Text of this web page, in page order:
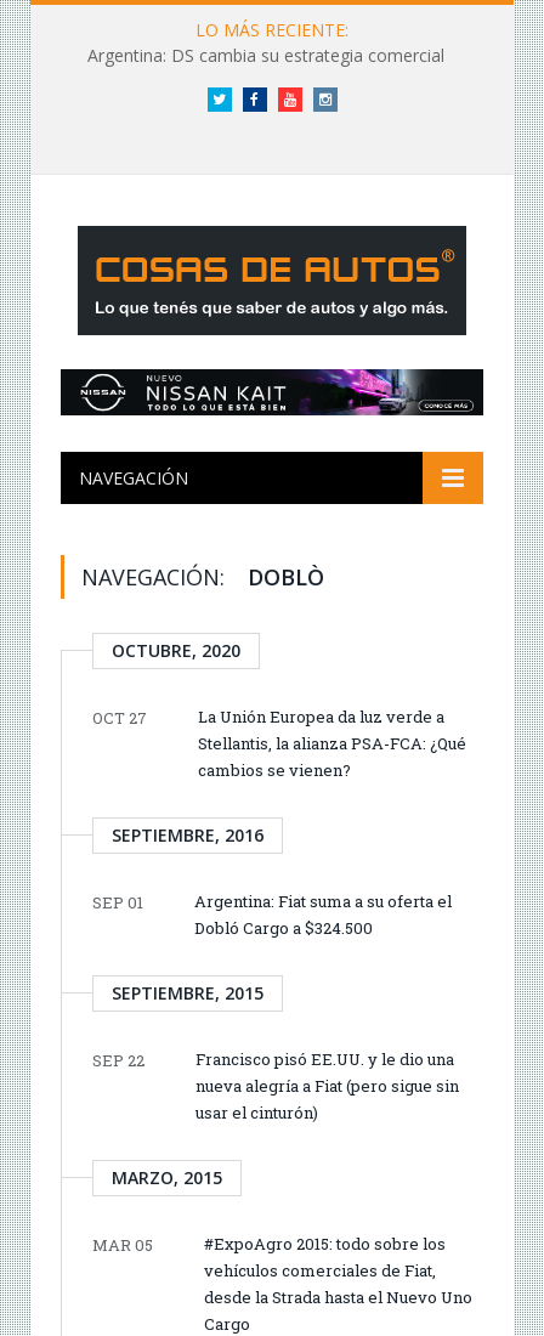
LO MÁS RECIENTE:
Argentina: DS cambia su estrategia comercial
Twitter FacebookYouTubeInstagram
NAVEGACIÓN
NAVEGACIÓN: DOBLÒ
OCTUBRE, 2020
OCT 27
La Unión Europea da luz verde a
Stellantis, la alianza PSA-FCA: ¿Qué
cambios se vienen?
SEPTIEMBRE, 2016
SEP 01
Argentina: Fiat suma a su oferta el
Dobló Cargo a $324.500
SEPTIEMBRE, 2015
SEP 22
Francisco pisó EE.UU. y le dio una
nueva alegría a Fiat (pero sigue sin
usar el cinturón)
MARZO, 2015
MAR 05
#ExpoAgro 2015: todo sobre los
vehículos comerciales de Fiat,
desde la Strada hasta el Nuevo Uno
Cargo